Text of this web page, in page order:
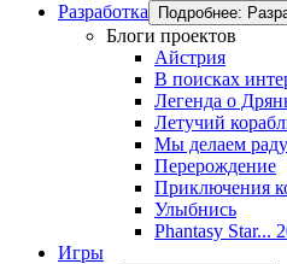
Разработка
Подробнее:
Блоги проектов
Айстрия
В поисках
Легенда о
Летучий
Мы делаем
Перерождение
Приключения
Улыбнись
Phantasy Star...
Игры